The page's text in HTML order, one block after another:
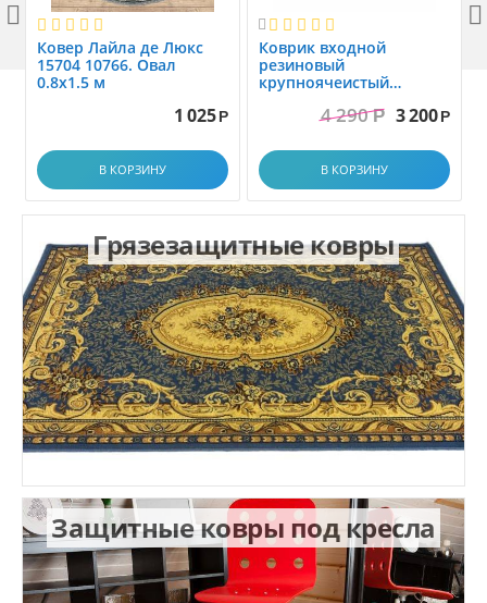
Ковер Лайла де Люкс
15704 10766. Овал
0.8x1.5 м
1 025 Р
В КОРЗИНУ

Коврик вxодной
резиновый
крупноячеистый
1.0x1.5 м4 290 Р 3 200 Р
В КОРЗИНУ
 
Грязезащитные ковры
Защитные ковры под кресла